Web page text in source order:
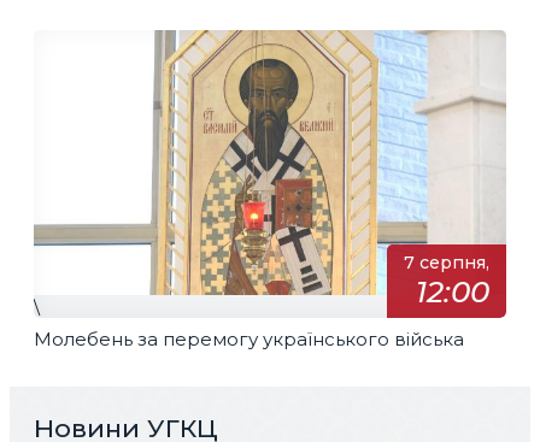
7 серпня,
12:00
\
Молебень за перемогу українського війська
Новини УГКЦ